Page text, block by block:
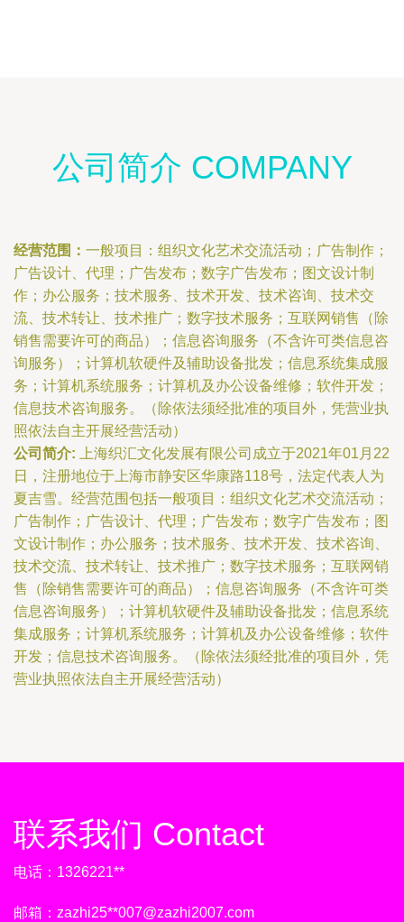
公司简介 COMPANY
经营范围： 一般项目：组织文化艺术交流活动；广告制作；
广告设计、代理；广告发布；数字广告发布；图文设计制
作；办公服务；技术服务、技术开发、技术咨询、技术交
流、技术转让、技术推广；数字技术服务；互联网销售（除
销售需要许可的商品）；信息咨询服务（不含许可类信息咨
询服务）；计算机软硬件及辅助设备批发；信息系统集成服
务；计算机系统服务；计算机及办公设备维修；软件开发；
信息技术咨询服务。（除依法须经批准的项目外，凭营业执
照依法自主开展经营活动）
公司简介: 上海织汇文化发展有限公司成立于2021年01月22
日，注册地位于上海市静安区华康路118号，法定代表人为
夏吉雪。经营范围包括一般项目：组织文化艺术交流活动；
广告制作；广告设计、代理；广告发布；数字广告发布；图
文设计制作；办公服务；技术服务、技术开发、技术咨询、
技术交流、技术转让、技术推广；数字技术服务；互联网销
售（除销售需要许可的商品）；信息咨询服务（不含许可类
信息咨询服务）；计算机软硬件及辅助设备批发；信息系统
集成服务；计算机系统服务；计算机及办公设备维修；软件
开发；信息技术咨询服务。（除依法须经批准的项目外，凭
营业执照依法自主开展经营活动）
联系我们 Contact
电话：1326221**
邮箱：zazhi25**007@zazhi2007.com